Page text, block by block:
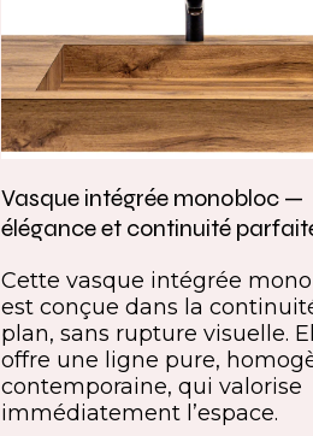
Vasque intégrée monobloc —
élégance et continuité
Cette vasque intégrée
est conçue dans la
plan, sans rupture visuelle.
offre une ligne pure,
contemporaine, qui valorise
immédiatement l’espace.